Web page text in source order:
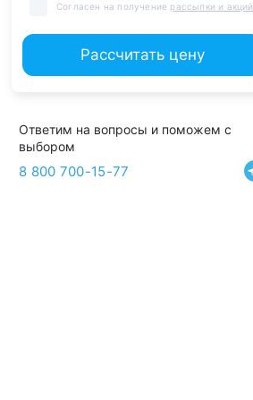
Согласен на получение рассылки и акций
Рассчитать цену
Ответим на вопросы и поможем с
выбором
8 800 700-15-77